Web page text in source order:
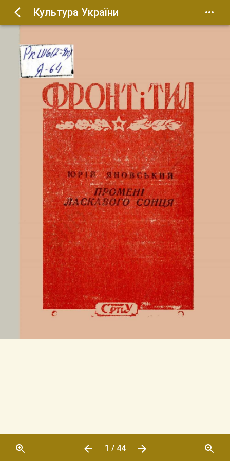
Культура України
1 / 44